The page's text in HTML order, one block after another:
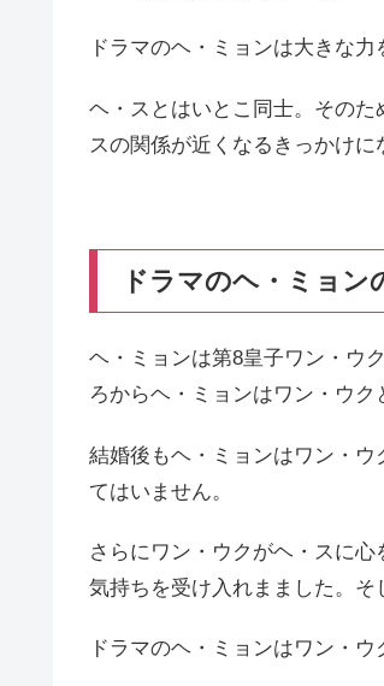
ドラマのヘ・ミョンは大きな
ヘ・スとはいとこ同士。そのた
スの関係が近くなるきっかけに
ドラマのヘ・ミョン
ヘ・ミョンは第8皇子ワン・ウ
ろからヘ・ミョンはワン・ウク
結婚後もヘ・ミョンはワン・
てはいません。
さらにワン・ウクがヘ・スに
気持ちを受け入れまました。そ
ドラマのヘ・ミョンはワン・